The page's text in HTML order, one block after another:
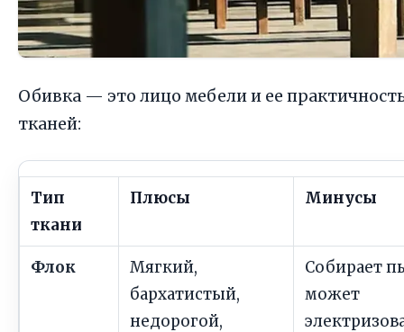
Обивка — это лицо мебели и ее
тканей:
Тип
ткани
Плюсы Минусы
Флок
Мягкий,
бархатистый,
недорогой,
Собирает
может